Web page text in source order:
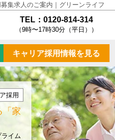
集求人のご案内｜グリーンライフ
TEL：0120-814-314
（9時〜17時30分（平日））
キャリア採用情報を見る
採用
「家
イム